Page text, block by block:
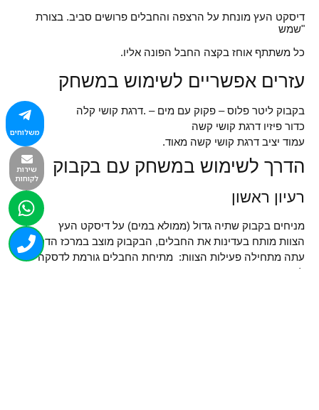
דיסקט העץ מונחת על הרצפה והחבלים פרושים סביב. בצורת
"שמש
כל משתתף אוחז בקצה החבל הפונה אליו.
עזרים אפשריים לשימוש במשחק
בקבוק ליטר פלוס – פקוק עם מים – .דרגת קושי קלה
כדור פיזיו דרגת קושי קשה
עמוד יציב דרגת קושי קשה מאוד.
הדרך לשימוש במשחק עם בקבוק
רעיון ראשון
מניחים בקבוק שתיה גדול (ממולא במים) על דיסקט העץ
הצוות מותח בעדינות את החבלים, הבקבוק מוצב במרכז הדסקה.
עתה מתחילה פעילות הצוות: מתיחת החבלים גורמת לדסקה
משלוחים
שירות
לקוחות